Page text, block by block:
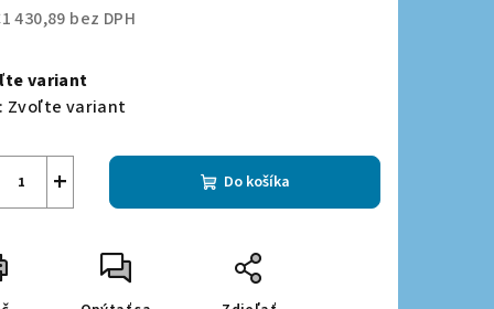
430,89 bez DPH
variant
Zvoľte variant
+ Do košíka